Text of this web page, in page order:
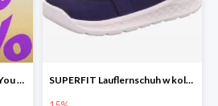
Letnia wyprzedaż w About You do -70% SUPERFIT Lauflernschuh w kolorze Niebieski -15%